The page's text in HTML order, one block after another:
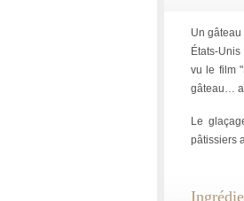
Un
États-
vu le film
gâteau…
Le
pâtissiers